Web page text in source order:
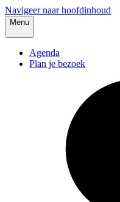
Navigeer naar hoofdinhoud
Menu
Agenda
Plan je bezoek